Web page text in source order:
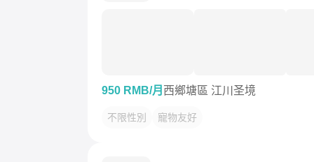
950 RMB/月 西鄉塘區 江川圣境
不限性別 寵物友好